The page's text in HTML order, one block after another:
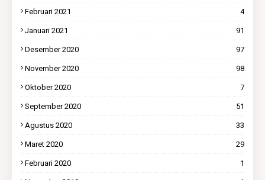
Februari 2021 4
Januari 2021 91
Desember 2020 97
November 2020 98
Oktober 2020 7
September 2020 51
Agustus 2020 33
Maret 2020 29
Februari 2020 1